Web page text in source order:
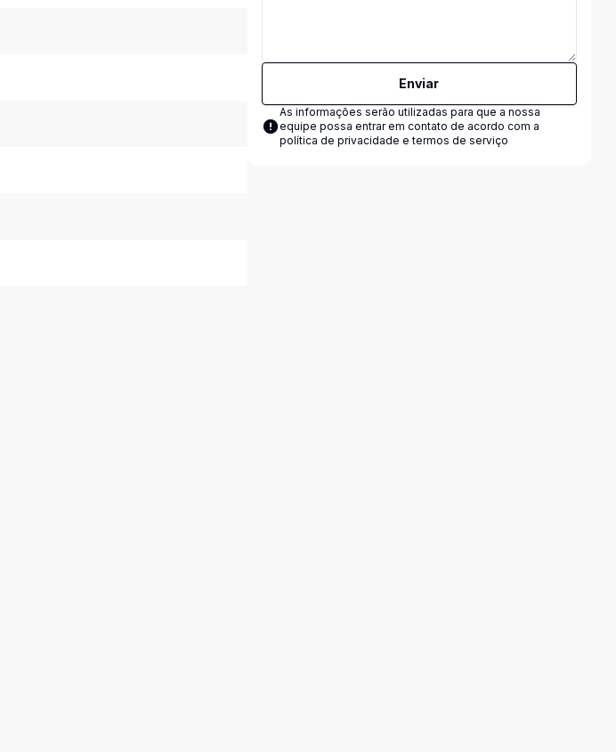
Enviar
As informações serão utilizadas para que a nossa
equipe possa entrar em contato de acordo com a
política de privacidade e termos de serviço